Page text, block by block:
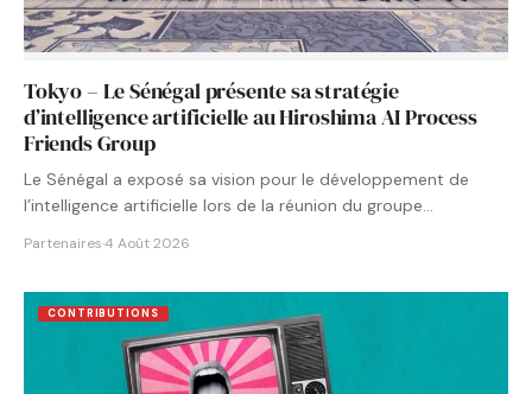
Tokyo – Le Sénégal présente sa stratégie
d’intelligence artificielle au Hiroshima AI Process
Friends Group
Le Sénégal a exposé sa vision pour le développement de
l’intelligence artificielle lors de la réunion du groupe…
Partenaires·4 Août 2026
CONTRIBUTIONS